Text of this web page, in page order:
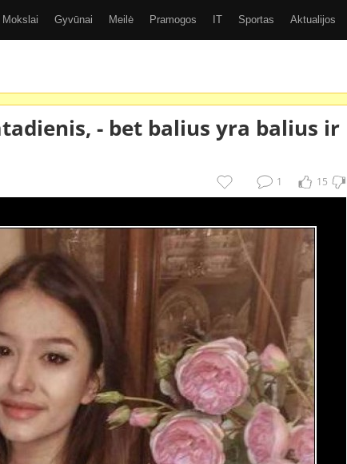
Mokslai Gyvūnai Meilė Pramogos IT Sportas Aktualijos
- bet balius yra balius ir
15
1